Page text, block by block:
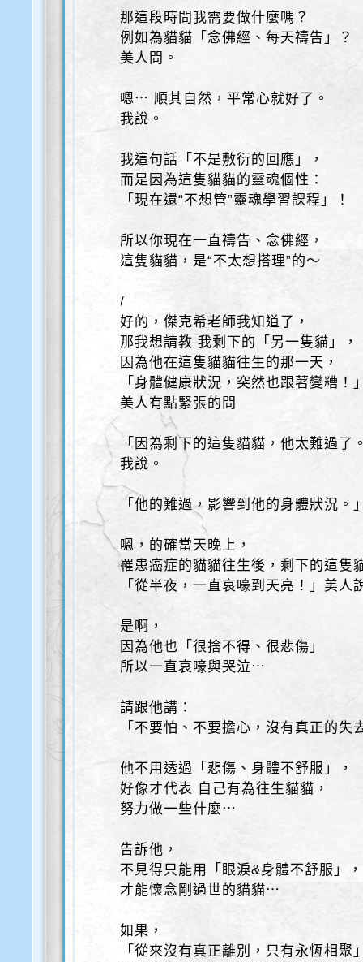
那這段時間我需要做什麼嗎？
例如為貓貓「念佛經、每天禱告」？
美人問。
嗯⋯ 順其自然，平常心就好了。
我說。
我這句話「不是敷衍的回應」，
而是因為這隻貓貓的靈魂個性：
「現在還“不想管”靈魂學習課程」！
所以你現在一直禱告、念佛經，
這隻貓貓，是“不太想搭理”的～
/
好的，傑克希老師我知道了，
那我想請教 我剩下的「另一隻貓」，
因為他在這隻貓貓往生的那一天，
「身體健康狀況，突然也跟著變糟！
美人有點緊張的問
「因為剩下的這隻貓貓，他太難過了
我說。
「他的難過，影響到他的身體狀況。
嗯，的確當天晚上，
罹患癌症的貓貓往生後，剩下的這隻
「從半夜，一直哀嚎到天亮！」美人
是啊，
因為他也「很捨不得、很悲傷」
所以一直哀嚎與哭泣⋯
請跟他講：
「不要怕、不要擔心，沒有真正的失
他不用透過「悲傷、身體不舒服」，
好像才代表 自己有為往生貓貓，
努力做一些什麼⋯
告訴他，
不見得只能用「眼淚&身體不舒服」，
才能懷念剛過世的貓貓⋯
如果，
「從來沒有真正離別，只有永恆相聚